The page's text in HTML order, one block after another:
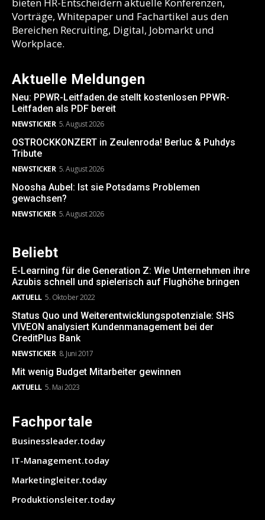
bieten HR-Entscheidern aktuelle Konferenzen,
Vorträge, Whitepaper und Fachartikel aus den
Bereichen Recruiting, Digital, Jobmarkt und
Workplace.
Aktuelle Meldungen
Neu: PPWR-Leitfaden.de stellt kostenlosen PPWR-
Leitfaden als PDF bereit
NEWSTICKER 5. August 2026
OSTROCKKONZERT in Zeulenroda! Berluc & Puhdys
Tribute
NEWSTICKER 5. August 2026
Noosha Aubel: Ist sie Potsdams Problemen
gewachsen?
NEWSTICKER 5. August 2026
Beliebt
E-Learning für die Generation Z: Wie Unternehmen ihre
Azubis schnell und spielerisch auf Flughöhe bringen
AKTUELL 5. Oktober 2022
Status Quo und Weiterentwicklungspotenziale: SHS
VIVEON analysiert Kundenmanagement bei der
CreditPlus Bank
NEWSTICKER 8. Juni 2017
Mit wenig Budget Mitarbeiter gewinnen
AKTUELL 5. Mai 2023
Fachportale
Businessleader.today
IT-Management.today
Marketingleiter.today
Produktionsleiter.today